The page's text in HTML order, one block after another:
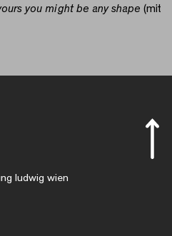
you might be any shape (mit
ludwig wien